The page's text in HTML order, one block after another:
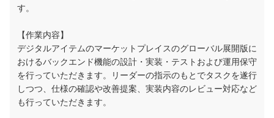
す。
【作業内容】
デジタルアイテムのマーケットプレイスのグローバル展開版に
おけるバックエンド機能の設計・実装・テストおよび運用保守
を行っていただきます。リーダーの指示のもとでタスクを遂行
しつつ、仕様の確認や改善提案、実装内容のレビュー対応など
も行っていただきます。